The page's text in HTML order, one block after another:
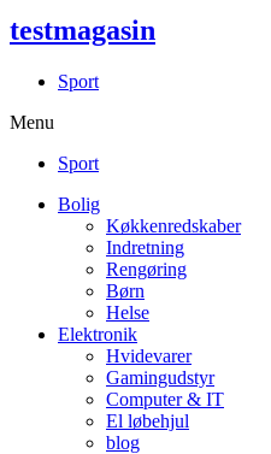
testmagasin
Sport
Menu
Sport
Bolig
Køkkenredskaber
Indretning
Rengøring
Børn
Helse
Elektronik
Hvidevarer
Gamingudstyr
Computer & IT
El løbehjul
blog